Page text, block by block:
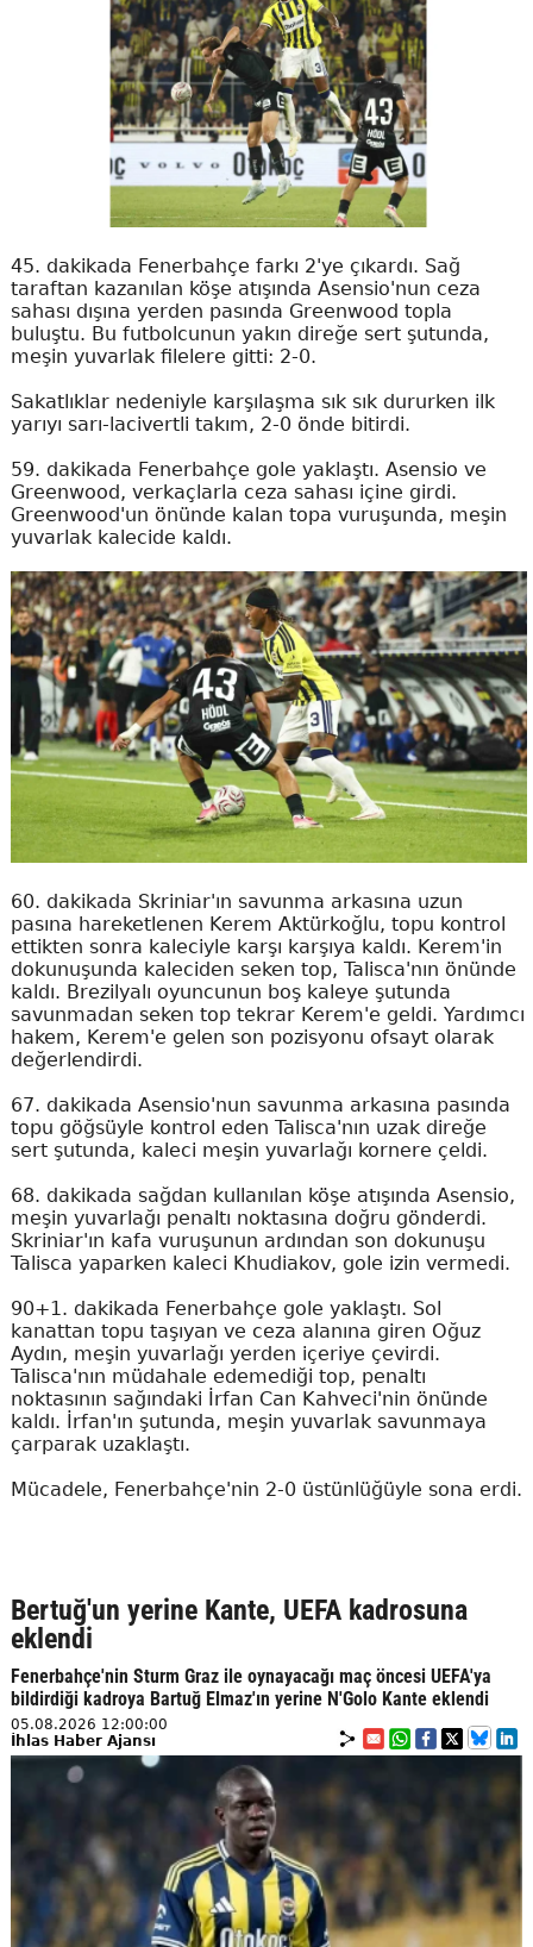
45. dakikada Fenerbahçe farkı 2'ye çıkardı. Sağ
taraftan kazanılan köşe atışında Asensio'nun ceza
sahası dışına yerden pasında Greenwood topla
buluştu. Bu futbolcunun yakın direğe sert şutunda,
meşin yuvarlak filelere gitti: 2-0.
Sakatlıklar nedeniyle karşılaşma sık sık dururken ilk
yarıyı sarı-lacivertli takım, 2-0 önde bitirdi.
59. dakikada Fenerbahçe gole yaklaştı. Asensio ve
Greenwood, verkaçlarla ceza sahası içine girdi.
Greenwood'un önünde kalan topa vuruşunda, meşin
yuvarlak kalecide kaldı.
60. dakikada Skriniar'ın savunma arkasına uzun
pasına hareketlenen Kerem Aktürkoğlu, topu kontrol
ettikten sonra kaleciyle karşı karşıya kaldı. Kerem'in
dokunuşunda kaleciden seken top, Talisca'nın önünde
kaldı. Brezilyalı oyuncunun boş kaleye şutunda
savunmadan seken top tekrar Kerem'e geldi. Yardımcı
hakem, Kerem'e gelen son pozisyonu ofsayt olarak
değerlendirdi.
67. dakikada Asensio'nun savunma arkasına pasında
topu göğsüyle kontrol eden Talisca'nın uzak direğe
sert şutunda, kaleci meşin yuvarlağı kornere çeldi.
68. dakikada sağdan kullanılan köşe atışında Asensio,
meşin yuvarlağı penaltı noktasına doğru gönderdi.
Skriniar'ın kafa vuruşunun ardından son dokunuşu
Talisca yaparken kaleci Khudiakov, gole izin vermedi.
90+1. dakikada Fenerbahçe gole yaklaştı. Sol
kanattan topu taşıyan ve ceza alanına giren Oğuz
Aydın, meşin yuvarlağı yerden içeriye çevirdi.
Talisca'nın müdahale edemediği top, penaltı
noktasının sağındaki İrfan Can Kahveci'nin önünde
kaldı. İrfan'ın şutunda, meşin yuvarlak savunmaya
çarparak uzaklaştı.
Mücadele, Fenerbahçe'nin 2-0 üstünlüğüyle sona erdi.
Bertuğ'un yerine Kante, UEFA kadrosuna
eklendi
Fenerbahçe'nin Sturm Graz ile oynayacağı maç öncesi UEFA'ya
bildirdiği kadroya Bartuğ Elmaz'ın yerine N'Golo Kante eklendi
05.08.2026 12:00:00
İhlas Haber Ajansı